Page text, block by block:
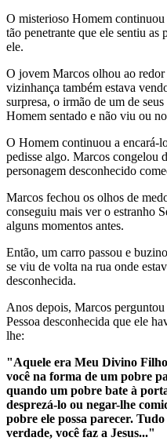
O misterioso Homem
tão penetrante que ele sentiu as
ele.
O jovem Marcos olhou ao redor
vizinhança também estava
surpresa, o irmão de um de
Homem sentado e não viu ou
O Homem continuou a encará-
pedisse algo. Marcos congelou
personagem desconhecido
Marcos fechou os olhos de
conseguiu mais ver o estranho
alguns momentos antes.
Então, um carro passou e
se viu de volta na rua onde
desconhecida.
Anos depois, Marcos
Pessoa desconhecida que ele
lhe:
"Aquele era Meu Divino
você na forma de um pobre
quando um pobre bate à
desprezá-lo ou negar-lhe
pobre ele possa parecer.
verdade, você faz a Jesus..."